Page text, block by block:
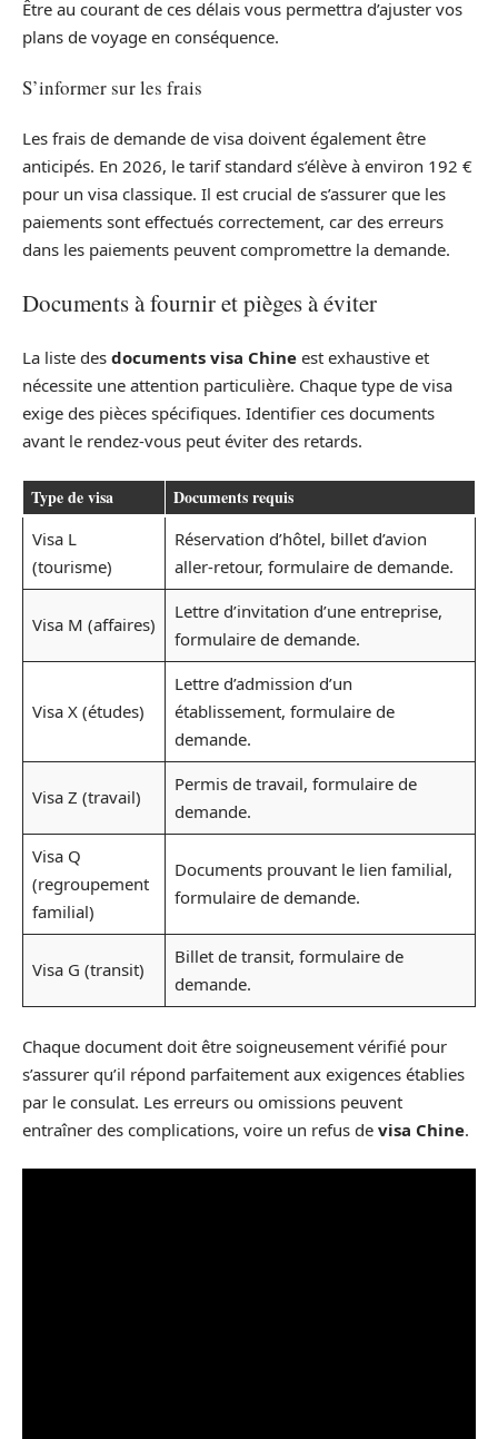
Être au courant de ces délais vous permettra d’ajuster vos
plans de voyage en conséquence.
S’informer sur les frais
Les frais de demande de visa doivent également être
anticipés. En 2026, le tarif standard s’élève à environ 192 €
pour un visa classique. Il est crucial de s’assurer que les
paiements sont effectués correctement, car des erreurs
dans les paiements peuvent compromettre la demande.
Documents à fournir et pièges à éviter
La liste des documents visa Chine est exhaustive et
nécessite une attention particulière. Chaque type de visa
exige des pièces spécifiques. Identifier ces documents
avant le rendez-vous peut éviter des retards.
Type de visa Documents requis
Visa L
(tourisme)
Réservation d’hôtel, billet d’avion
aller-retour, formulaire de demande.
Visa M (affaires)
Lettre d’invitation d’une entreprise,
formulaire de demande.
Visa X (études)
Lettre d’admission d’un
établissement, formulaire de
demande.
Visa Z (travail)
Permis de travail, formulaire de
demande.
Visa Q
(regroupement
familial)
Documents prouvant le lien familial,
formulaire de demande.
Visa G (transit)
Billet de transit, formulaire de
demande.
Chaque document doit être soigneusement vérifié pour
s’assurer qu’il répond parfaitement aux exigences établies
par le consulat. Les erreurs ou omissions peuvent
entraîner des complications, voire un refus de visa Chine.